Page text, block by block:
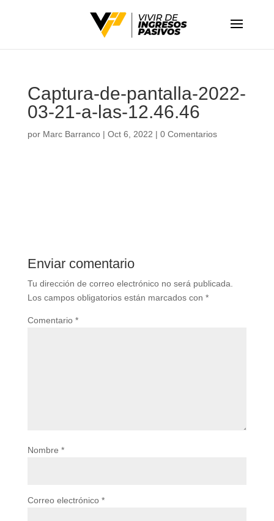
Captura-de-pantalla-2022-
03-21-a-las-12.46.46
por Marc Barranco| Oct 6, 2022 | 0 Comentarios
Enviar comentario
Tu dirección de correo electrónico no será publicada.
Los campos obligatorios están marcados con *
Comentario *
Nombre *
Correo electrónico *